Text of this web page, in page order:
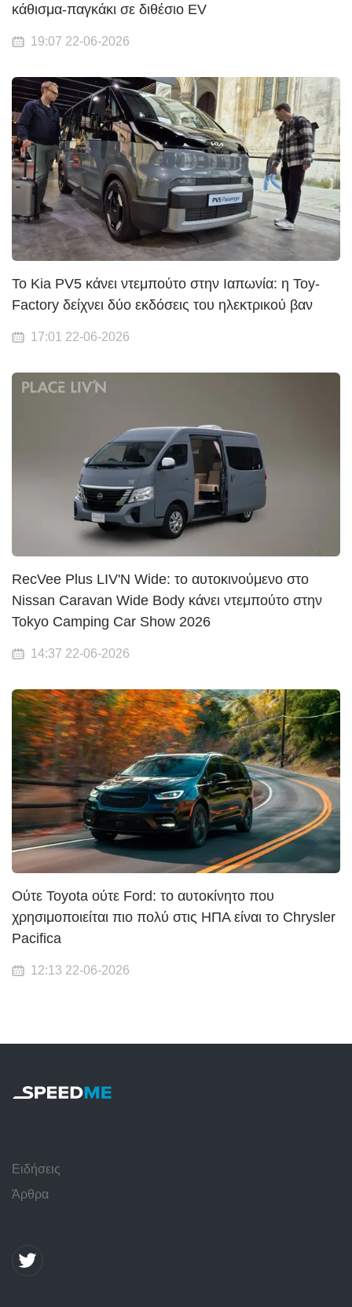
κάθισμα-παγκάκι σε διθέσιο EV
19:07 22-06-2026
Το Kia PV5 κάνει ντεμπούτο στην Ιαπωνία: η Toy-
Factory δείχνει δύο εκδόσεις του ηλεκτρικού βαν
17:01 22-06-2026
RecVee Plus LIV'N Wide: το αυτοκινούμενο στο
Nissan Caravan Wide Body κάνει ντεμπούτο στην
Tokyo Camping Car Show 2026
14:37 22-06-2026
Ούτε Toyota ούτε Ford: το αυτοκίνητο που
χρησιμοποιείται πιο πολύ στις ΗΠΑ είναι το Chrysler
Pacifica
12:13 22-06-2026
Ειδήσεις
Άρθρα